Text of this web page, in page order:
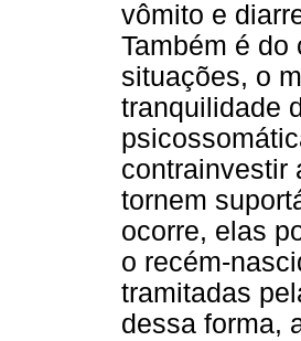
vômito e
Também é
situações, o
tranquilidade
contrainvestir
tornem
ocorre, elas
o recém-
tramitadas
dessa forma,